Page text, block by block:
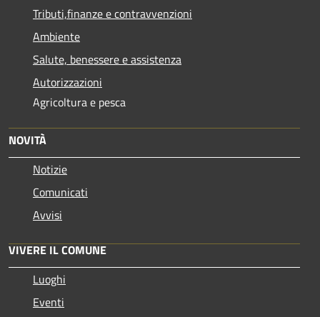
Tributi,finanze e contravvenzioni
Ambiente
Salute, benessere e assistenza
Autorizzazioni
Agricoltura e pesca
NOVITÀ
Notizie
Comunicati
Avvisi
VIVERE IL COMUNE
Luoghi
Eventi